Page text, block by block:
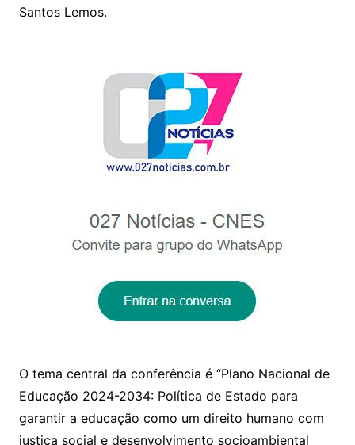
Santos Lemos.
O tema central da conferência é “Plano Nacional de
Educação 2024-2034: Política de Estado para
garantir a educação como um direito humano com
justiça social e desenvolvimento socioambiental